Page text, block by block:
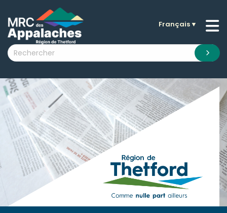
submenu (La MRC )
submenu (Citoyens )
submenu (Visiteurs )
submenu (Nouvelles )
submenu (Documentation )
Français▼